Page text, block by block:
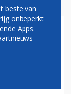
MET
beste van
onbeperkt
Apps.